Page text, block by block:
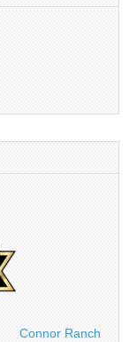
Connor Ranch